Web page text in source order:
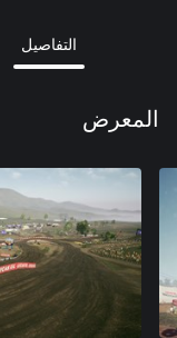
التفاصيل
المعرض